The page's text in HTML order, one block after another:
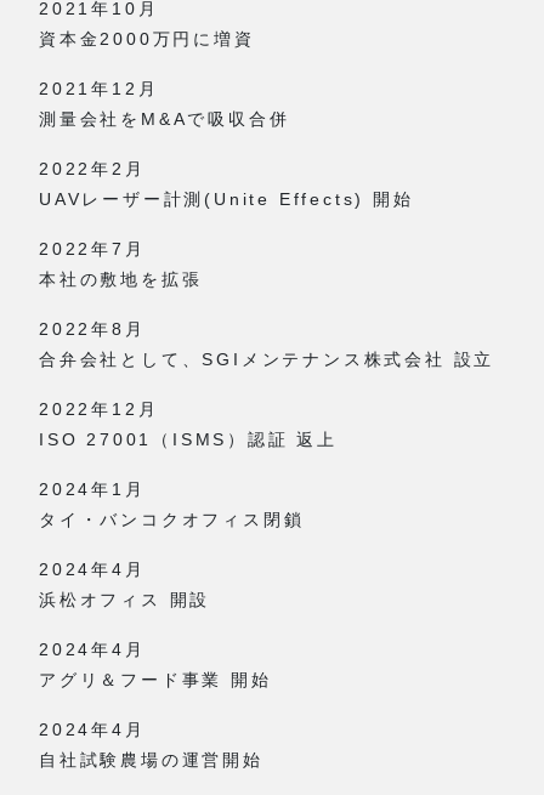
2021年10月
資本金2000万円に増資
2021年12月
測量会社をM&Aで吸収合併
2022年2月
UAVレーザー計測(Unite Effects) 開始
2022年7月
本社の敷地を拡張
2022年8月
合弁会社として、SGIメンテナンス株式会社 設立
2022年12月
ISO 27001（ISMS）認証 返上
2024年1月
タイ・バンコクオフィス閉鎖
2024年4月
浜松オフィス 開設
2024年4月
アグリ＆フード事業 開始
2024年4月
自社試験農場の運営開始